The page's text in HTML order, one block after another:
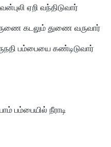
ஏறி வந்திடுவார்
கடலும் துணை வருவார்
பம்பையை கண்டிடுவார்
பம்பையில் நீராடி